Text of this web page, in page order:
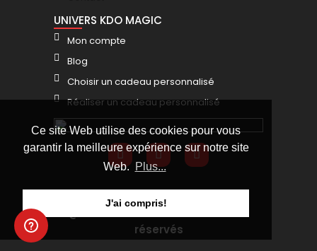
Ce site Web utilise des cookies pour vous
garantir la meilleure expérience sur notre site
Web. Plus...
J'ai compris!
UNIVERS KDO MAGIC
Mon compte
Blog
Choisir un cadeau personnalisé
Réaliser un cadeau personnalisé
@KDO MAGIC 2025 - Tous droits
réservés